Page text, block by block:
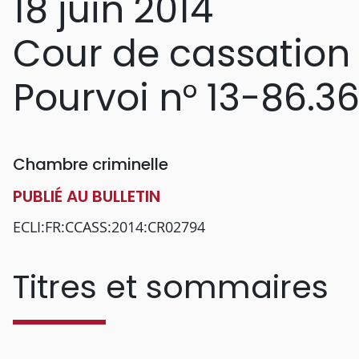
Cour de cassation
Pourvoi n° 13-
Chambre criminelle
PUBLIÉ AU BULLETIN
ECLI:FR:CCASS:2014:CR02794
Titres et sommaires